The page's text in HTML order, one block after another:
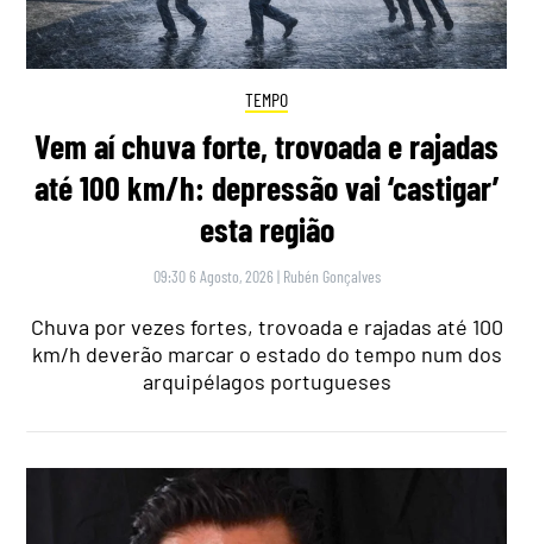
TEMPO
Vem aí chuva forte, trovoada e rajadas
até 100 km/h: depressão vai ‘castigar’
esta região
09:30 6 Agosto, 2026 | Rubén Gonçalves
Chuva por vezes fortes, trovoada e rajadas até 100
km/h deverão marcar o estado do tempo num dos
arquipélagos portugueses